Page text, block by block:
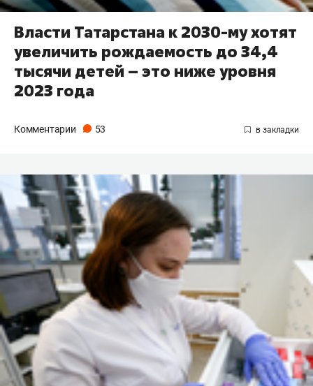
Власти Татарстана к 2030-му хотят
увеличить рождаемость до 34,4
тысячи детей – это ниже уровня
2023 года
Комментарии 53